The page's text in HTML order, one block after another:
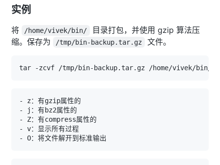
实例
将 /home/vivek/bin/
目录打包，并使用 gzip 算法压
缩。保存为
/tmp/bin-backup.tar.gz 文件。